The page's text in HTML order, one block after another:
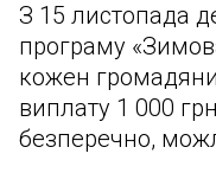
З 15 листопада
програму
кожен
виплату 1 000
безперечно,